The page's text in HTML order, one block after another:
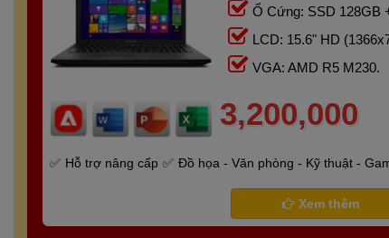
Ổ Cứng: SSD 128GB
LCD: 15.6" HD
VGA: AMD R5 M230.
3,200,000
Hỗ trợ nâng cấp Đồ họa - Văn phòng - Kỹ thuật -
Xem thêm